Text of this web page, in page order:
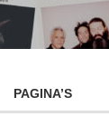
PAGINA’S